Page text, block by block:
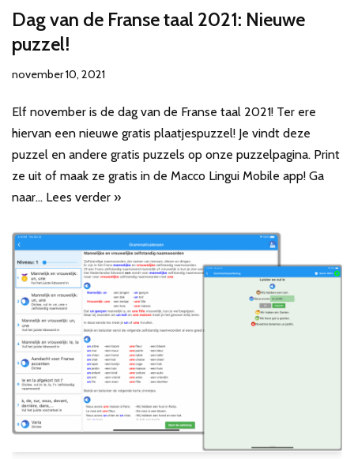
Dag van de Franse taal 2021: Nieuwe
puzzel!
november 10, 2021
Elf november is de dag van de Franse taal 2021! Ter ere
hiervan een nieuwe gratis plaatjespuzzel! Je vindt deze
puzzel en andere gratis puzzels op onze puzzelpagina. Print
ze uit of maak ze gratis in de Macco Lingui Mobile app! Ga
naar… Lees verder »